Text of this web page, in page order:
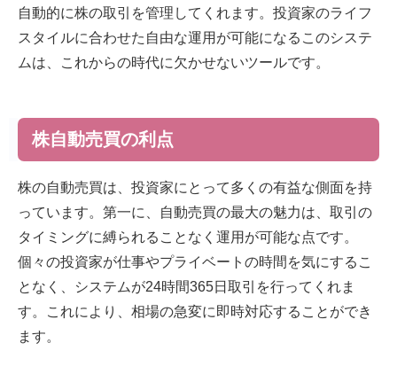
自動的に株の取引を管理してくれます。投資家のライフ
スタイルに合わせた自由な運用が可能になるこのシステ
ムは、これからの時代に欠かせないツールです。
株自動売買の利点
株の自動売買は、投資家にとって多くの有益な側面を持
っています。第一に、自動売買の最大の魅力は、取引の
タイミングに縛られることなく運用が可能な点です。
個々の投資家が仕事やプライベートの時間を気にするこ
となく、システムが24時間365日取引を行ってくれま
す。これにより、相場の急変に即時対応することができ
ます。